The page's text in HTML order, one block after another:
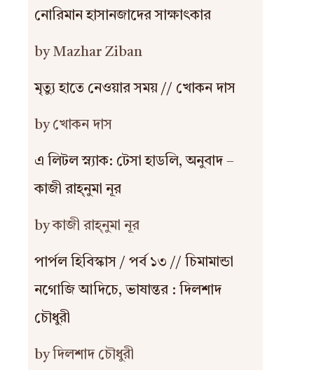
নোরিমান হাসানজাদের সাক্ষাৎকার
by Mazhar Ziban
মৃত্যু হাতে নেওয়ার সময় // খোকন দাস
by খোকন দাস
এ লিটল স্ন্যাক: টেসা হাডলি, অনুবাদ –
কাজী রাহ্‌নুমা নূর
by কাজী রাহ্‌নুমা নূর
পার্পল হিবিস্কাস / পর্ব ১৩ // চিমামান্ডা
নগোজি আদিচে, ভাষান্তর : দিলশাদ
চৌধুরী
by দিলশাদ চৌধুরী